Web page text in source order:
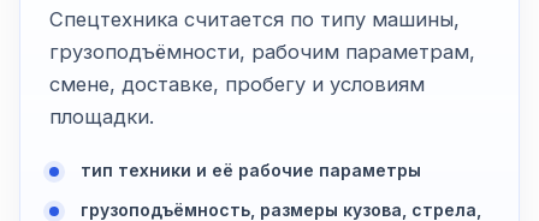
Спецтехника считается по типу машины,
грузоподъёмности, рабочим параметрам,
смене, доставке, пробегу и условиям
площадки.
тип техники и её рабочие параметры
грузоподъёмность, размеры кузова, стрела,